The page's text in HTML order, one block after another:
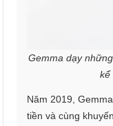
Gemma dạy
kể
Năm 2019,
tiền và cùng